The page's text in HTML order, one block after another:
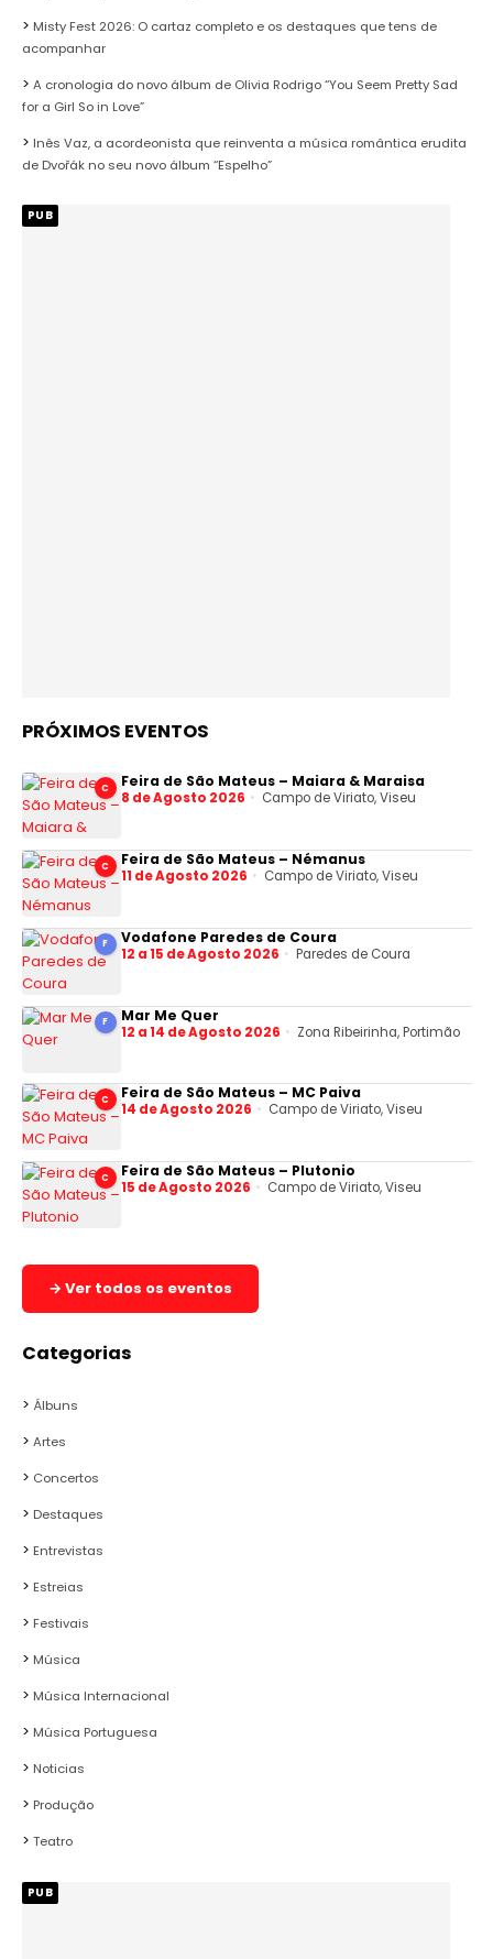
Misty Fest 2026: O cartaz completo e os destaques que tens de
acompanhar
A cronologia do novo álbum de Olivia Rodrigo “You Seem Pretty Sad
for a Girl So in Love”
Inês Vaz, a acordeonista que reinventa a música romântica erudita
de Dvořák no seu novo álbum “Espelho”
PUB
PRÓXIMOS EVENTOS
C Feira de São Mateus – Maiara & Maraisa
8 de Agosto 2026 Campo de Viriato, Viseu
C Feira de São Mateus – Némanus
11 de Agosto 2026 Campo de Viriato, Viseu
F Vodafone Paredes de Coura
12 a 15 de Agosto 2026 Paredes de Coura
F Mar Me Quer
12 a 14 de Agosto 2026 Zona Ribeirinha, Portimão
C Feira de São Mateus – MC Paiva
14 de Agosto 2026 Campo de Viriato, Viseu
C Feira de São Mateus – Plutonio
15 de Agosto 2026 Campo de Viriato, Viseu
→ Ver todos os eventos
Categorias
Álbuns
Artes
Concertos
Destaques
Entrevistas
Estreias
Festivais
Música
Música Internacional
Música Portuguesa
Noticias
Produção
Teatro
PUB